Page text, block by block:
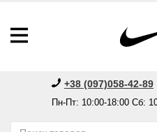
+38 (097)058-42-89
Пн-Пт: 10:00-18:00 Сб: